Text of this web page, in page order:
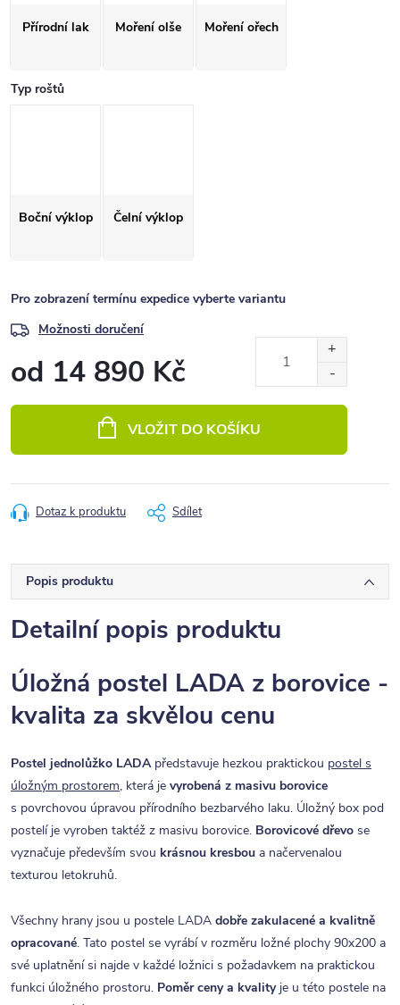
Přírodní lak Moření olše Moření ořech
Typ roštů
Boční výklop Čelní výklop
Pro zobrazení termínu expedice vyberte variantu
Možnosti doručení
od 14 890 Kč
VLOŽIT DO KOŠÍKU
Dotaz k produktu Sdílet
Popis produktu
Detailní popis produktu
Úložná postel LADA z borovice -
kvalita za skvělou cenu
Postel jednolůžko LADApředstavuje hezkou praktickou postel s
úložným prostorem, která je vyrobená z masivu borovice
s povrchovou úpravou přírodního bezbarvého laku. Úložný box pod
postelí je vyroben taktéž z masivu borovice. Borovicové dřevo se
vyznačuje především svou krásnou kresbou a načervenalou
texturou letokruhů.
Všechny hrany jsou u postele LADA dobře zakulacené a kvalitně
opracované. Tato postel se vyrábí v rozměru ložné plochy 90x200 a
své uplatnění si najde v každé ložnici s požadavkem na praktickou
funkci úložného prostoru. Poměr ceny a kvalityje u této postele na